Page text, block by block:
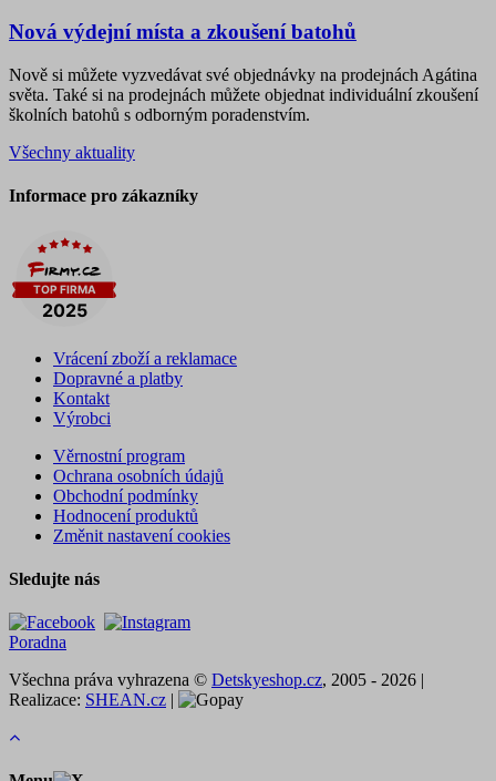
Nová výdejní místa a zkoušení batohů
Nově si můžete vyzvedávat své objednávky na prodejnách Agátina
světa. Také si na prodejnách můžete objednat individuální zkoušení
školních batohů s odborným poradenstvím.
Všechny aktuality
Informace pro zákazníky
Vrácení zboží a reklamace
Dopravné a platby
Kontakt
Výrobci
Věrnostní program
Ochrana osobních údajů
Obchodní podmínky
Hodnocení produktů
Změnit nastavení cookies
Sledujte nás
Poradna
Všechna práva vyhrazena © Detskyeshop.cz, 2005 - 2026 |
Realizace: SHEAN.cz |